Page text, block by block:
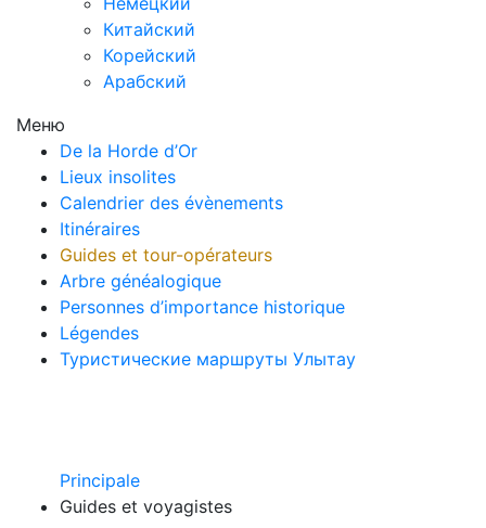
Китайский
Корейский
Арабский
Меню
De la Horde d’Or
Lieux insolites
Calendrier des évènements
Itinéraires
Guides et tour-opérateurs
Arbre généalogique
Personnes d’importance historique
Légendes
Туристические маршруты Улытау
Principale
Guides et voyagistes